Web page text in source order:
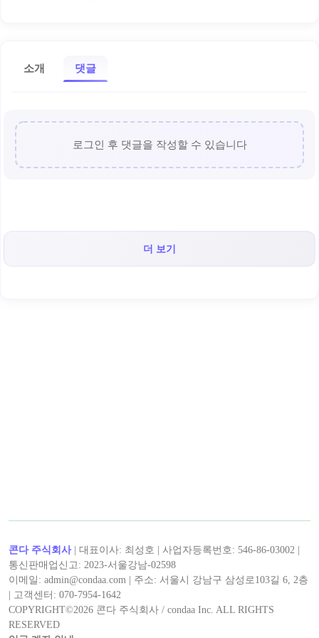
소개 댓글
로그인 후 댓글을 작성할 수 있습니다
더 보기
< 앨리스와말리 >의 최신 콘텐츠!